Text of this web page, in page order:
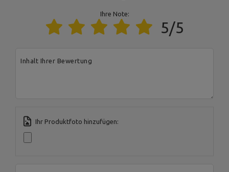
Address:Boczna 41
Postal Code:
Ihre Note:
5/5
Inhalt Ihrer Bewertung
Ihr Produktfoto hinzufügen: